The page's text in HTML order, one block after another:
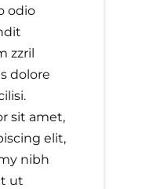
odio
zzril
dolore
sit amet,
elit,
nibh
ut